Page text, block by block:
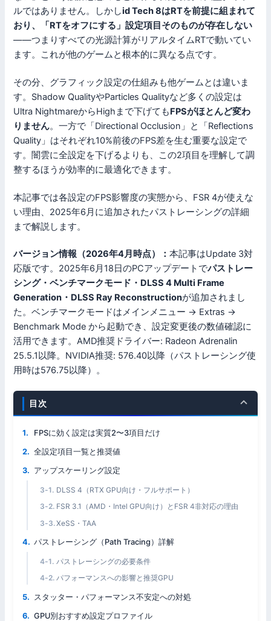
ルではありません。しかしid Tech 8はRTを前提に組まれて
おり、「RTをオフにする」設定項目そのものが存在しない
——つまりすべての光源計算がリアルタイムRTで動いてい
ます。これが他のゲームと根本的に異なる点です。
その分、グラフィック設定の仕組みも他ゲームとは違いま
す。Shadow QualityやParticles Qualityなど多くの設定は
Ultra NightmareからHighまで下げてもFPSがほとんど変わ
りません。一方で「Directional Occlusion」と「Reflections
Quality」はそれぞれ10%前後のFPS差を生む重要な設定で
す。闇雲に全設定を下げるよりも、この2項目を理解して調
整するほうが効率的に最適化できます。
本記事では各設定のFPS影響度の実態から、FSR 4が使えな
い理由、2025年6月に追加されたパストレーシングの詳細
まで解説します。
バージョン情報（2026年4月時点）：本記事はUpdate 3対
応版です。2025年6月18日のPCアップデートでパストレー
シング・ベンチマークモード・DLSS 4 Multi Frame
Generation・DLSS Ray Reconstructionが追加されまし
た。ベンチマークモードはメインメニュー → Extras →
Benchmark Mode から起動でき、設定変更後の数値確認に
活用できます。AMD推奨ドライバー: Radeon Adrenalin
25.5.1以降。NVIDIA推奨: 576.40以降（パストレーシング使
用時は576.75以降）。
目次
FPSに効く設定は実質2〜3項目だけ
全設定項目一覧と推奨値
アップスケーリング設定
DLSS 4（RTX GPU向け・フルサポート）
FSR 3.1（AMD・Intel GPU向け）とFSR 4非対応の理由
XeSS・TAA
パストレーシング（Path Tracing）詳解
パストレーシングの必要条件
パフォーマンスへの影響と推奨GPU
スタッター・パフォーマンス不安定への対処
GPU別おすすめ設定プロファイル